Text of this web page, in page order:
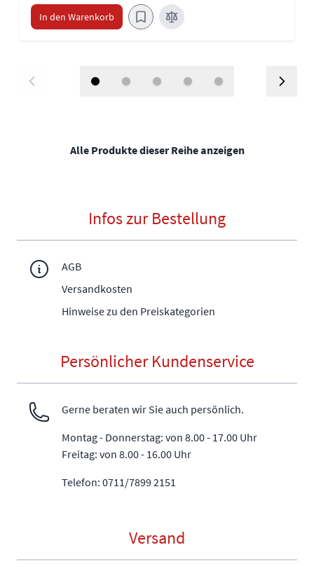
In den Warenkorb
Alle Produkte dieser Reihe anzeigen
Infos zur Bestellung
AGB
Versandkosten
Hinweise zu den Preiskategorien
Persönlicher Kundenservice
Gerne beraten wir Sie auch persönlich.
Montag - Donnerstag: von 8.00 - 17.00 Uhr
Freitag: von 8.00 - 16.00 Uhr
Telefon: 0711/7899 2151
Versand